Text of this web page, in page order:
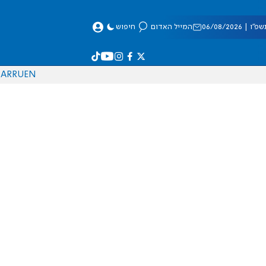
08/2026 המייל האדום חיפוש
EN
RU
AR